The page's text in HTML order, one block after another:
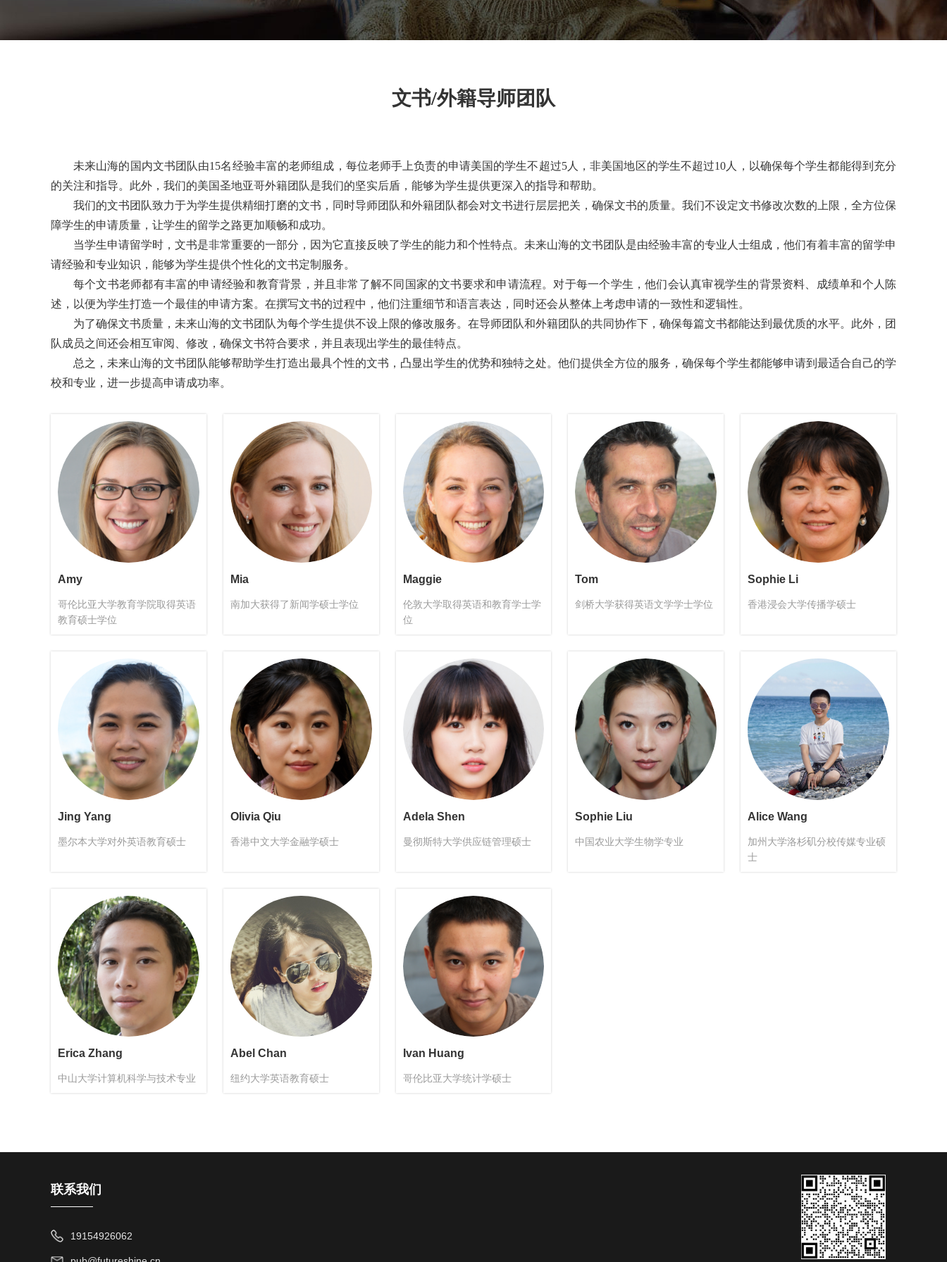
文书/外籍导师团队
未来山海的国内文书团队由15名经验丰富的老师组成，每位老师手上负责的申请美国的学生不超过5人，非美国地区的学生不超过10人，以确保每个学生都能得到充分
的关注和指导。此外，我们的美国圣地亚哥外籍团队是我们的坚实后盾，能够为学生提供更深入的指导和帮助。
我们的文书团队致力于为学生提供精细打磨的文书，同时导师团队和外籍团队都会对文书进行层层把关，确保文书的质量。我们不设定文书修改次数的上限，全方位保
障学生的申请质量，让学生的留学之路更加顺畅和成功。
当学生申请留学时，文书是非常重要的一部分，因为它直接反映了学生的能力和个性特点。未来山海的文书团队是由经验丰富的专业人士组成，他们有着丰富的留学申
请经验和专业知识，能够为学生提供个性化的文书定制服务。
每个文书老师都有丰富的申请经验和教育背景，并且非常了解不同国家的文书要求和申请流程。对于每一个学生，他们会认真审视学生的背景资料、成绩单和个人陈
述，以便为学生打造一个最佳的申请方案。在撰写文书的过程中，他们注重细节和语言表达，同时还会从整体上考虑申请的一致性和逻辑性。
为了确保文书质量，未来山海的文书团队为每个学生提供不设上限的修改服务。在导师团队和外籍团队的共同协作下，确保每篇文书都能达到最优质的水平。此外，团
队成员之间还会相互审阅、修改，确保文书符合要求，并且表现出学生的最佳特点。
总之，未来山海的文书团队能够帮助学生打造出最具个性的文书，凸显出学生的优势和独特之处。他们提供全方位的服务，确保每个学生都能够申请到最适合自己的学
校和专业，进一步提高申请成功率。
Amy
哥伦比亚大学教育学院取得英语
教育硕士学位
Mia
南加大获得了新闻学硕士学位
Maggie
伦敦大学取得英语和教育学士学
位
Tom
剑桥大学获得英语文学学士学位
Sophie Li
香港浸会大学传播学硕士
Jing Yang
墨尔本大学对外英语教育硕士
Olivia Qiu
香港中文大学金融学硕士
Adela Shen
曼彻斯特大学供应链管理硕士
Sophie Liu
中国农业大学生物学专业
Alice Wang
加州大学洛杉矶分校传媒专业硕
士
Erica Zhang
中山大学计算机科学与技术专业
Abel Chan
纽约大学英语教育硕士
Ivan Huang
哥伦比亚大学统计学硕士
19154926062
联系我们